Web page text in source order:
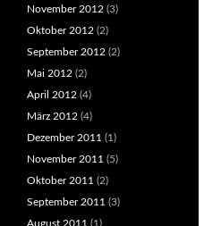
November 2012 (3)
Oktober 2012 (2)
September 2012 (2)
Mai 2012 (2)
April 2012 (4)
März 2012 (4)
Dezember 2011 (1)
November 2011 (5)
Oktober 2011 (2)
September 2011 (3)
August 2011 (1)